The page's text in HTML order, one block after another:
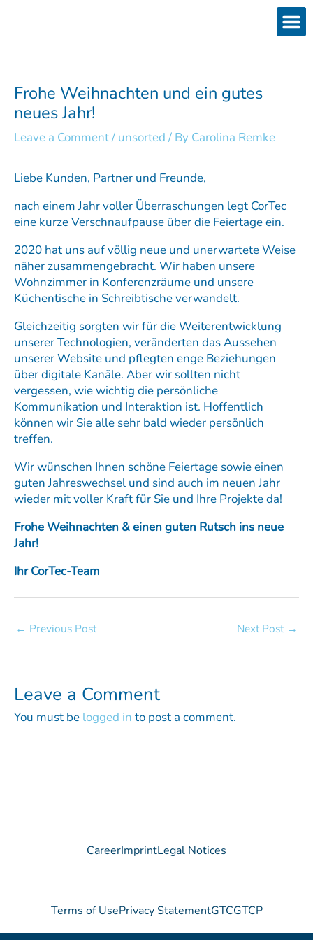
Frohe Weihnachten und ein gutes
neues Jahr!
Leave a Comment/ unsorted / By Carolina Remke
Liebe Kunden, Partner und Freunde,
nach einem Jahr voller Überraschungen legt CorTec
eine kurze Verschnaufpause über die Feiertage ein.
2020 hat uns auf völlig neue und unerwartete Weise
näher zusammengebracht. Wir haben unsere
Wohnzimmer in Konferenzräume und unsere
Küchentische in Schreibtische verwandelt.
Gleichzeitig sorgten wir für die Weiterentwicklung
unserer Technologien, veränderten das Aussehen
unserer Website und pflegten enge Beziehungen
über digitale Kanäle. Aber wir sollten nicht
vergessen, wie wichtig die persönliche
Kommunikation und Interaktion ist. Hoffentlich
können wir Sie alle sehr bald wieder persönlich
treffen.
Wir wünschen Ihnen schöne Feiertage sowie einen
guten Jahreswechsel und sind auch im neuen Jahr
wieder mit voller Kraft für Sie und Ihre Projekte da!
Frohe Weihnachten & einen guten Rutsch ins neue
Jahr!
Ihr CorTec-Team
← Previous Post Next Post →
Leave a Comment
You must be logged in to post a comment.
CareerImprintLegal Notices
Terms of UsePrivacy StatementGTCGTCP